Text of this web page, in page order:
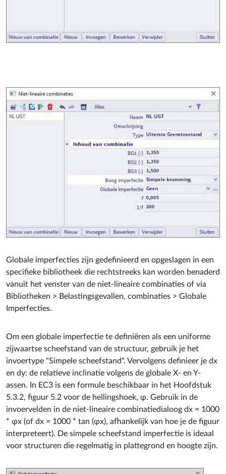
Globale imperfecties zijn gedefinieerd en opgeslagen in een
specifieke bibliotheek die rechtstreeks kan worden benaderd
vanuit het venster van de niet-lineaire combinaties of via
Bibliotheken > Belastingsgevallen, combinaties > Globale
Imperfecties.
Om een globale imperfectie te definiëren als een uniforme
zijwaartse scheefstand van de structuur, gebruik je het
invoertype "Simpele scheefstand". Vervolgens definieer je dx
en dy: de relatieve inclinatie volgens de globale X- en Y-
assen. In EC3 is een formule beschikbaar in het Hoofdstuk
5.3.2, figuur 5.2 voor de hellingshoek, φ. Gebruik in de
invoervelden in de niet-lineaire combinatiedialoog dx = 1000
* φx (of dx = 1000 * tan (φx), afhankelijk van hoe je de figuur
interpreteert). De simpele scheefstand imperfectie is ideaal
voor structuren die regelmatig in plattegrond en hoogte zijn.